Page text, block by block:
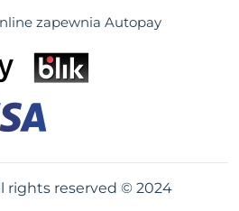
zapewnia Autopay
rights reserved © 2024